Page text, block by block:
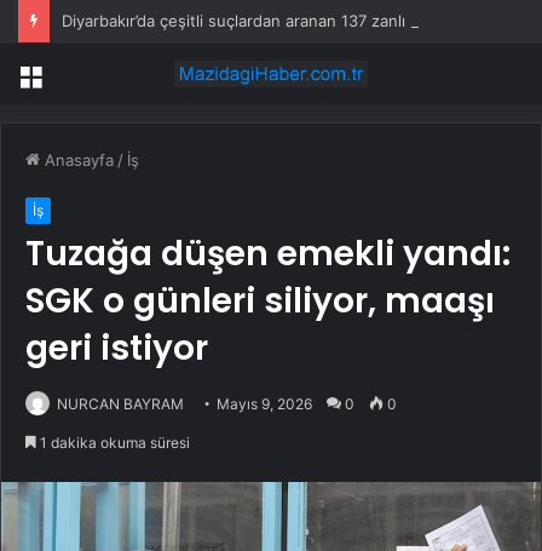
Diyarbakır’da çeşitli suçlardan aranan 137 zanlı yakalandı
Menü
Anasayfa / İş
İş
Tuzağa düşen emekli yandı:
SGK o günleri siliyor, maaşı
geri istiyor
NURCAN BAYRAM Mayıs 9, 2026 0 0
1 dakika okuma süresi